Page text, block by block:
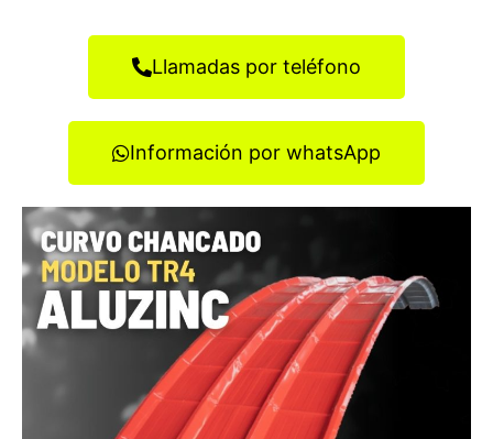
Llamadas por teléfono
Información por whatsApp